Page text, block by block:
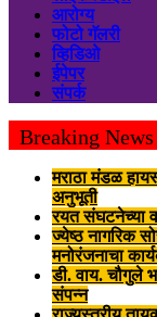
आरोग्य
फोटो गॅलरी
व्हिडिओ
ईपेपर
संपर्क
Breaking News
मराठा मंडळ
अनुभूती
रयत संघटनेच्या
ज्येष्ठ नागरिक
मनोरंजनाचा
डी. वाय. चौगुले
संपन्न